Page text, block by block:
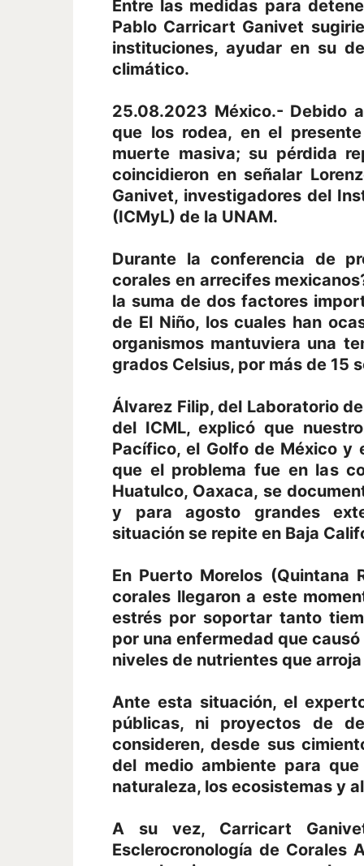
Entre las medidas para
Pablo Carricart Ganivet
instituciones, ayudar en su
climático.
25.08.2023 México.- Debido
que los rodea, en el
muerte masiva; su pérdida
coincidieron en señalar
Ganivet, investigadores del
(ICMyL) de la UNAM.
Durante la conferencia de
corales en arrecifes
la suma de dos factores
de El Niño, los cuales han
organismos mantuviera una
grados Celsius, por más de 15
Álvarez Filip, del Laboratorio
del ICML, explicó que
Pacífico, el Golfo de México y
que el problema fue en las
Huatulco, Oaxaca, se
y para agosto grandes
situación se repite en Baja
En Puerto Morelos (Quintana
corales llegaron a este
estrés por soportar tanto
por una enfermedad que
niveles de nutrientes que
Ante esta situación, el
públicas, ni proyectos de
consideren, desde sus
del medio ambiente para
naturaleza, los ecosistemas y
A su vez, Carricart
Esclerocronología de Corales